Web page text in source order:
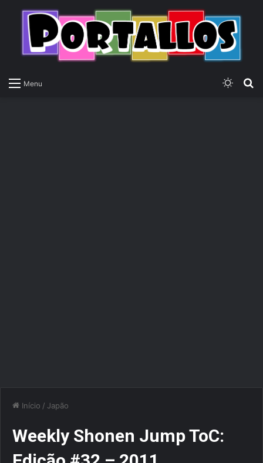
Menu
Início / Japão
Weekly Shonen Jump ToC: